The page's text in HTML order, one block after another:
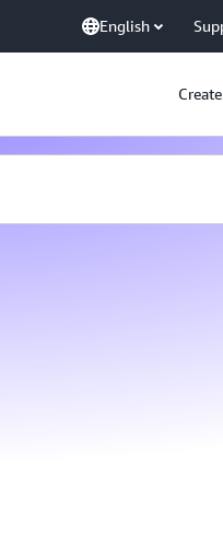
English